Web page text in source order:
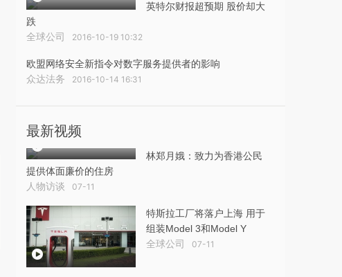
英特尔财报超预期 股价却大
跌
全球公司 2016-10-19 10:32
欧盟网络安全新指令对数字服务提供者的影响
众达法务 2016-10-14 16:31
最新视频
林郑月娥：致力为香港公民
提供体面廉价的住房
人物访谈 07-11
特斯拉工厂将落户上海 用于
组装Model 3和Model Y
全球公司 07-11